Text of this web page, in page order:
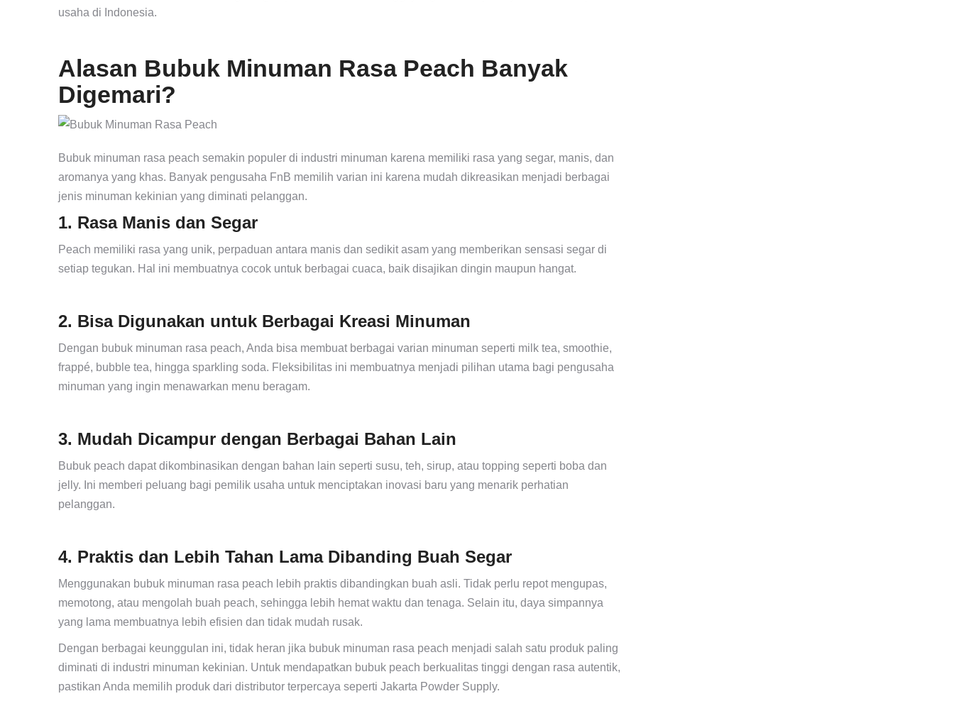
usaha di Indonesia.
Alasan Bubuk Minuman Rasa Peach Banyak
Digemari?
Bubuk minuman rasa peach semakin populer di industri minuman karena memiliki rasa yang segar, manis, dan
aromanya yang khas. Banyak pengusaha FnB memilih varian ini karena mudah dikreasikan menjadi berbagai
jenis minuman kekinian yang diminati pelanggan.
1. Rasa Manis dan Segar
Peach memiliki rasa yang unik, perpaduan antara manis dan sedikit asam yang memberikan sensasi segar di
setiap tegukan. Hal ini membuatnya cocok untuk berbagai cuaca, baik disajikan dingin maupun hangat.
2. Bisa Digunakan untuk Berbagai Kreasi Minuman
Dengan bubuk minuman rasa peach, Anda bisa membuat berbagai varian minuman seperti milk tea, smoothie,
frappé, bubble tea, hingga sparkling soda. Fleksibilitas ini membuatnya menjadi pilihan utama bagi pengusaha
minuman yang ingin menawarkan menu beragam.
3. Mudah Dicampur dengan Berbagai Bahan Lain
Bubuk peach dapat dikombinasikan dengan bahan lain seperti susu, teh, sirup, atau topping seperti boba dan
jelly. Ini memberi peluang bagi pemilik usaha untuk menciptakan inovasi baru yang menarik perhatian
pelanggan.
4. Praktis dan Lebih Tahan Lama Dibanding Buah Segar
Menggunakan bubuk minuman rasa peach lebih praktis dibandingkan buah asli. Tidak perlu repot mengupas,
memotong, atau mengolah buah peach, sehingga lebih hemat waktu dan tenaga. Selain itu, daya simpannya
yang lama membuatnya lebih efisien dan tidak mudah rusak.
Dengan berbagai keunggulan ini, tidak heran jika bubuk minuman rasa peach menjadi salah satu produk paling
diminati di industri minuman kekinian. Untuk mendapatkan bubuk peach berkualitas tinggi dengan rasa autentik,
pastikan Anda memilih produk dari distributor terpercaya seperti Jakarta Powder Supply.